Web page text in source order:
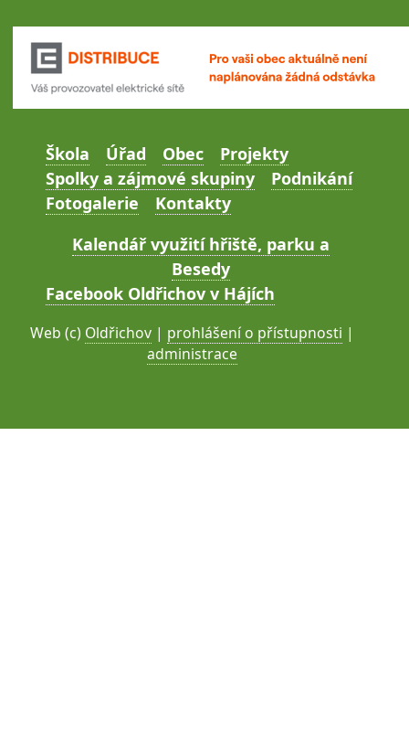
Škola Úřad Obec
Projekty
Spolky a zájmové skupiny
Podnikání
Fotogalerie
Kontakty
Kalendář využití hřiště, parku a
Besedy
Facebook Oldřichov v Hájích
Web (c) Oldřichov | prohlášení o přístupnosti |
administrace